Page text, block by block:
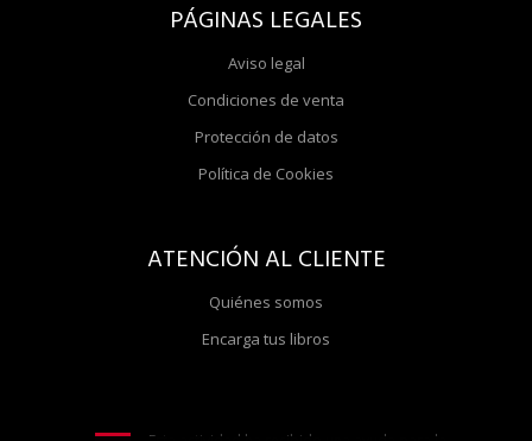
PÁGINAS LEGALES
Aviso legal
Condiciones de venta
Protección de datos
Política de Cookies
ATENCIÓN AL CLIENTE
Quiénes somos
Encarga tus libros